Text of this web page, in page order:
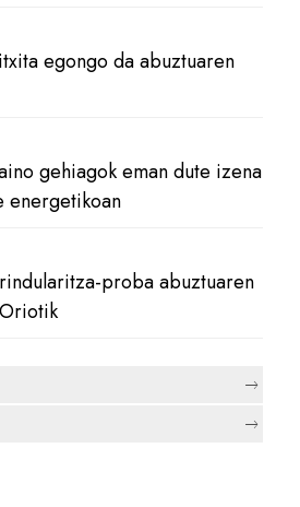
egongo da abuztuaren
gehiagok eman dute izena
energetikoan
proba abuztuaren